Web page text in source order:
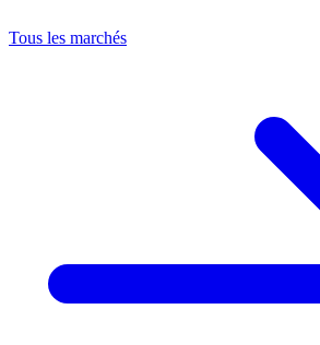
Tous les marchés